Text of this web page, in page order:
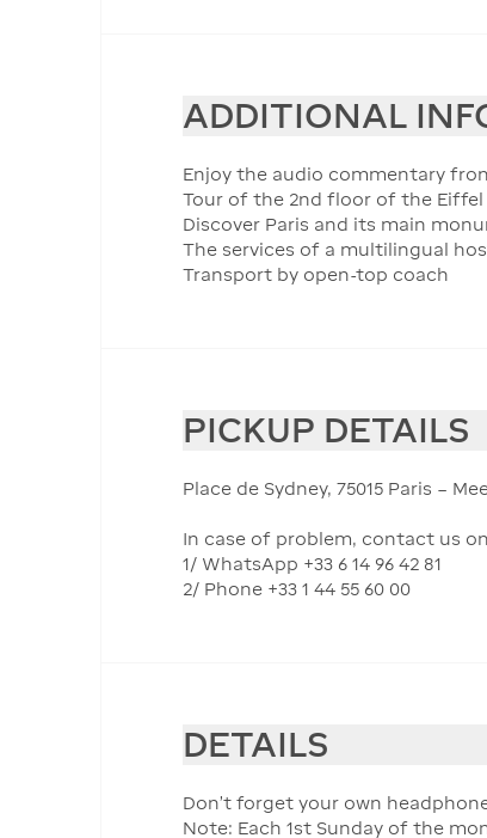
ADDITIONAL
Enjoy the audio commentary
Tour of the 2nd floor of the Eiffel
Discover Paris and its main
The services of a multilingual
Transport by open-top coach
PICKUP DETAILS
Place de Sydney, 75015 Paris –
In case of problem, contact us
1/ WhatsApp +33 6 14 96 42 81
2/ Phone +33 1 44 55 60 00
DETAILS
Don't forget your own
Note: Each 1st Sunday of the